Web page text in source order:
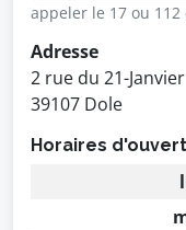
appeler le 17 ou
Adresse
2 rue du 21-Janvier
39107 Dole
Horaires